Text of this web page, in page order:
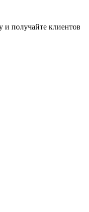
и получайте клиентов